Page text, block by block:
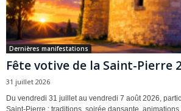
Dernières manifestations
Fête votive de la Saint-Pierre
31 juillet 2026
Du vendredi 31 juillet au vendredi 7 août 2026,
Saint-Pierre : traditions, soirée dansante, animations